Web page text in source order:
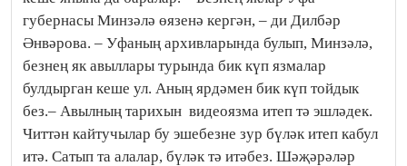
губернасы Минзәлә өязенә кергән, – ди Дил­бәр
Әнвәрова. – Уфаның архивларында булып, Минзәлә,
безнең як авыллары турында бик күп язмалар
булдырган кеше ул. Аның яр­дәмен бик күп тойдык
без.– Авылның тарихын видеоязма итеп тә эшләдек.
Читтән кайтучылар бу эшебезне зур бүләк итеп кабул
итә. Сатып та алалар, бүләк тә итәбез. Шәҗәрәләр